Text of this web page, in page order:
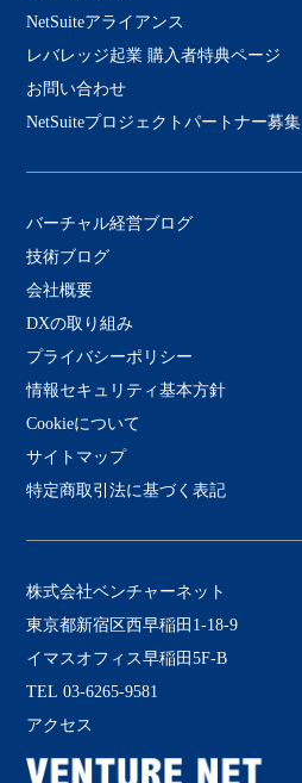
NetSuiteアライアンス
レバレッジ起業 購入者特典ページ
お問い合わせ
NetSuiteプロジェクトパートナー募集
バーチャル経営ブログ
技術ブログ
会社概要
DXの取り組み
プライバシーポリシー
情報セキュリティ基本方針
Cookieについて
サイトマップ
特定商取引法に基づく表記
株式会社ベンチャーネット
東京都新宿区西早稲田1-18-9
イマスオフィス早稲田5F-B
TEL 03-6265-9581
アクセス